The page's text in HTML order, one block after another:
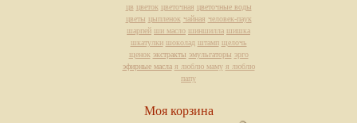
цв цветок цветочная цветочные воды
цветы цыпленок чайная человек-паук
шарпей ши масло шиншилла шишка
шкатулки шоколад штамп щелочь
щенок экстракты эмульгаторы эрго
эфирные масла я люблю маму я люблю
папу
Моя корзина